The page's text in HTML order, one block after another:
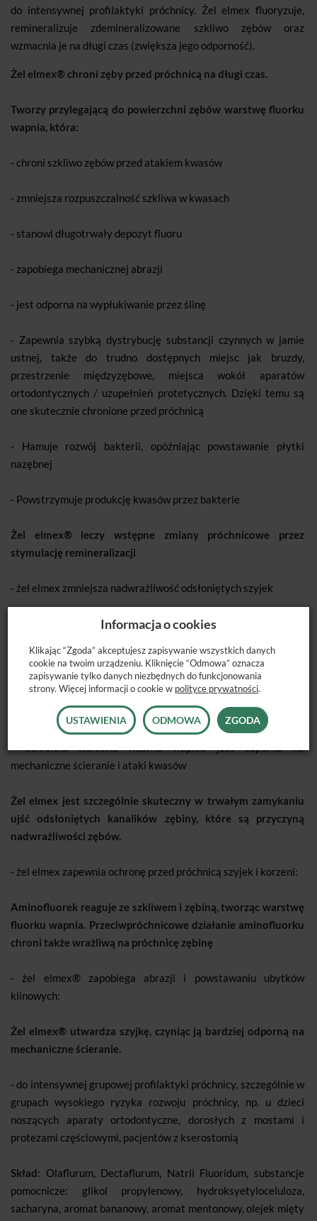
do intensywnej profilaktyki próchnicy. Żel elmex fluoryzuje,
remineralizuje zdemineralizowane szkliwo zębów oraz
wzmacnia je na długi czas (zwiększa jego odporność).
Żel elmex® chroni zęby przed próchnicą na długi czas.
Tworzy przylegającą do powierzchni zębów warstwę fluorku
wapnia, która:
- chroni szkliwo zębów przed atakiem kwasów
- zmniejsza rozpuszczalność szkliwa w kwasach
- stanowi długotrwały depozyt fluoru
- zapobiega mechanicznej abrazji
- jest odporna na wypłukiwanie przez ślinę
- Zapewnia szybką dystrybucję substancji czynnych w jamie
ustnej, także do trudno dostępnych miejsc jak bruzdy,
przestrzenie międzyzębowe, miejsca wokół aparatów
ortodontycznych / uzupełnień protetycznych. Dzięki temu są
one skutecznie chronione przed próchnicą
- Hamuje rozwój bakterii, opóźniając powstawanie płytki
nazębnej
- Powstrzymuje produkcję kwasów przez bakterie
Żel elmex® leczy wstępne zmiany próchnicowe przez
stymulację remineralizacji
- żel elmex zmniejsza nadwrażliwość odsłoniętych szyjek
- stosowanie żelu elmex prowadzi do powstawania
wapnia
- żel elmex wnika do kanalików zębiny i tworzy tam fluorek
wapnia, który zamyka kanaliki
- ochronna warstwa fluorku wapnia jest odporna na
mechaniczne ścieranie i ataki kwasów
Żel elmex jest szczególnie skuteczny w trwałym zamykaniu
ujść odsłoniętych kanalików zębiny, które są przyczyną
nadwrażliwości zębów.
- żel elmex zapewnia ochronę przed próchnicą szyjek i korzeni:
Aminofluorek reaguje ze szkliwem i zębiną, tworząc warstwę
fluorku wapnia. Przeciwpróchnicowe działanie aminofluorku
chroni także wrażliwą na próchnicę zębinę
- żel elmex® zapobiega abrazji i powstawaniu ubytków
klinowych:
Żel elmex® utwardza szyjkę, czyniąc ją bardziej odporną na
mechaniczne ścieranie.
- do intensywnej grupowej profilaktyki próchnicy, szczególnie w
grupach wysokiego ryzyka rozwoju próchnicy, np. u dzieci
noszących aparaty ortodontyczne, dorosłych z mostami i
protezami częściowymi, pacjentów z kserostomią
Skład: Olaflurum, Dectaflurum, Natrii Fluoridum, substancje
pomocnicze: glikol propylenowy, hydroksyetyloceluloza,
sacharyna, aromat bananowy, aromat mentonowy, olejek mięty
Informacja o cookies
Klikając “Zgoda” akceptujesz zapisywanie wszystkich danych
cookie na twoim urządzeniu. Kliknięcie “Odmowa” oznacza
zapisywanie tylko danych niezbędnych do funkcjonowania
strony. Więcej informacji o cookie w polityce prywatności.
USTAWIENIA ODMOWA ZGODA